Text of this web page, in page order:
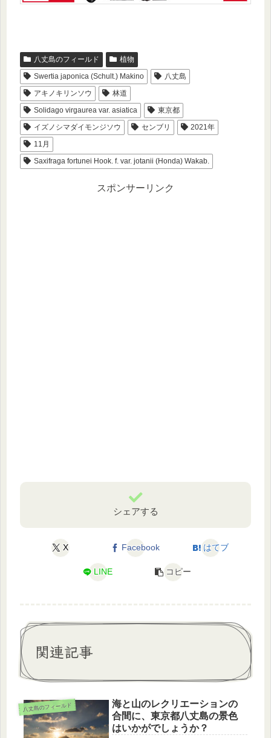
八丈島のフィールド
植物
Swertia japonica (Schult.) Makino
八丈島
アキノキリンソウ
林道
Solidago virgaurea var. asiatica
東京都
イズノシマダイモンジソウ
センブリ
2021年
11月
Saxifraga fortunei Hook. f. var. jotanii (Honda) Wakab.
スポンサーリンク
シェアする
X Facebook はてブ
LINE コピー
関連記事
八丈島のフィールド
海と山のレクリエーションの
合間に、東京都八丈島の景色
はいかがでしょうか？